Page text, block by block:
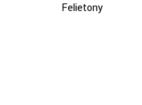
Felietony